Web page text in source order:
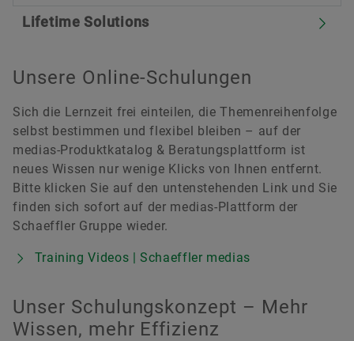
Lifetime Solutions
Unsere Online-Schulungen
Sich die Lernzeit frei einteilen, die Themenreihenfolge
selbst bestimmen und flexibel bleiben – auf der
medias-Produktkatalog & Beratungsplattform ist
neues Wissen nur wenige Klicks von Ihnen entfernt.
Bitte klicken Sie auf den untenstehenden Link und Sie
finden sich sofort auf der medias-Plattform der
Schaeffler Gruppe wieder.
Training Videos | Schaeffler medias
Unser Schulungskonzept – Mehr
Wissen, mehr Effizienz